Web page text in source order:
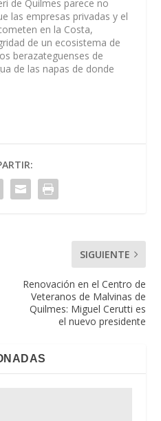
de Quilmes parece no
las empresas privadas y el
en la Costa,
de un ecosistema de
berazateguenses de
de las napas de donde
SIGUIENTE
Renovación en el Centro de
Veteranos de Malvinas de
Quilmes: Miguel Cerutti es
el nuevo presidente